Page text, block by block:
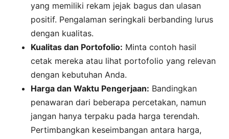
yang memiliki rekam jejak bagus dan ulasan
positif. Pengalaman seringkali berbanding lurus
dengan kualitas.
Kualitas dan Portofolio: Minta contoh hasil
cetak mereka atau lihat portofolio yang relevan
dengan kebutuhan Anda.
Harga dan Waktu Pengerjaan: Bandingkan
penawaran dari beberapa percetakan, namun
jangan hanya terpaku pada harga terendah.
Pertimbangkan keseimbangan antara harga,